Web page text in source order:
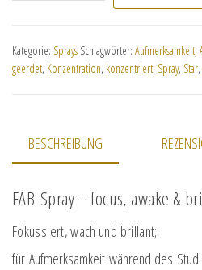
Kategorie: Sprays Schlagwörter: Aufmerksamkeit,
geerdet, Konzentration, konzentriert, Spray, Star,
BESCHREIBUNG
FAB-Spray – focus, awake &
Fokussiert, wach und brillant;
für Aufmerksamkeit während des